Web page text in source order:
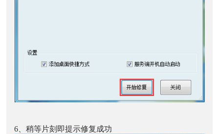
6、稍等片刻即提示修复成功